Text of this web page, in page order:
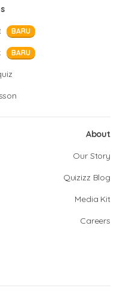
BARU
BARU
About
Our Story
Quizizz Blog
Media Kit
Careers